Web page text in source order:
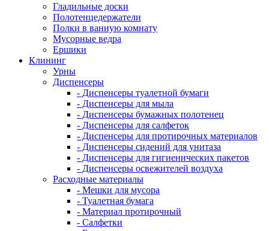
Гладильные доски
Полотенцедержатели
Полки в ванную комнату
Мусорные ведра
Ершики
Клининг
Урны
Диспенсеры
- Диспенсеры туалетной бумаги
- Диспенсеры для мыла
- Диспенсеры бумажных полотенец
- Диспенсеры для салфеток
- Диспенсеры для протирочных материалов
- Диспенсеры сидений для унитаза
- Диспенсеры для гигиенических пакетов
- Диспенсеры освежителей воздуха
Расходные материалы
- Мешки для мусора
- Туалетная бумага
- Материал протирочный
- Салфетки